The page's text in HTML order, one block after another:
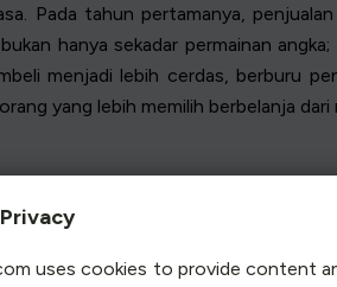
Pada tahun pertamanya,
hanya sekadar permainan
menjadi lebih cerdas, berburu
yang lebih memilih berbelanja dari
cara membelinya dapat
uses cookies to provide content